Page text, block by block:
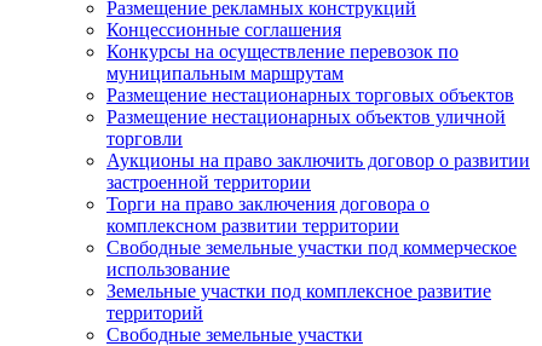
Размещение рекламных конструкций
Концессионные соглашения
Конкурсы на осуществление перевозок по
муниципальным маршрутам
Размещение нестационарных торговых объектов
Размещение нестационарных объектов уличной
торговли
Аукционы на право заключить договор о развитии
застроенной территории
Торги на право заключения договора о
комплексном развитии территории
Свободные земельные участки под коммерческое
использование
Земельные участки под комплексное развитие
территорий
Свободные земельные участки